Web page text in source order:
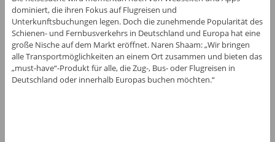
dominiert, die ihren Fokus auf Flugreisen und
Unterkunftsbuchungen legen. Doch die zunehmende Popularität des
Schienen- und Fernbusverkehrs in Deutschland und Europa hat eine
große Nische auf dem Markt eröffnet. Naren Shaam: „Wir bringen
alle Transportmöglichkeiten an einem Ort zusammen und bieten das
„must-have“-Produkt für alle, die Zug-, Bus- oder Flugreisen in
Deutschland oder innerhalb Europas buchen möchten.“